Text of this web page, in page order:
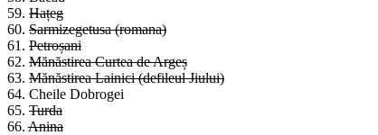
59. Hațeg
60. Sarmizegetusa (romana)
61. Petroșani
62. Mănăstirea Curtea de Argeș
63. Mănăstirea Lainici (defileul Jiului)
64. Cheile Dobrogei
65. Turda
66. Anina